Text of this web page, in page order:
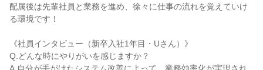
配属後は先輩社員と業務を進め、徐々に仕事の流れを覚えていけ
る環境です！
《社員インタビュー（新卒入社1年目・Uさん）》
Q.どんな時にやりがいを感じますか？